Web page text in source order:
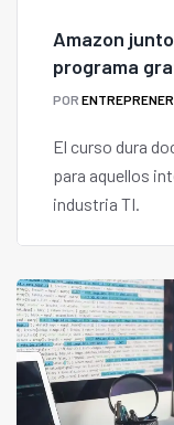
Amazon
programa
POR
El curso dura
para aquellos
industria TI.